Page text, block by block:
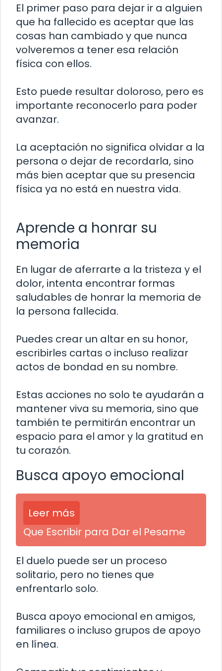
El primer paso para dejar ir a alguien
que ha fallecido es aceptar que las
cosas han cambiado y que nunca
volveremos a tener esa relación
física con ellos.
Esto puede resultar doloroso, pero es
importante reconocerlo para poder
avanzar.
La aceptación no significa olvidar a la
persona o dejar de recordarla, sino
más bien aceptar que su presencia
física ya no está en nuestra vida.
Aprende a honrar su
memoria
En lugar de aferrarte a la tristeza y el
dolor, intenta encontrar formas
saludables de honrar la memoria de
la persona fallecida.
Puedes crear un altar en su honor,
escribirles cartas o incluso realizar
actos de bondad en su nombre.
Estas acciones no solo te ayudarán a
mantener viva su memoria, sino que
también te permitirán encontrar un
espacio para el amor y la gratitud en
tu corazón.
Busca apoyo emocional
Leer más
Que Escribir para Dar el Pesame
El duelo puede ser un proceso
solitario, pero no tienes que
enfrentarlo solo.
Busca apoyo emocional en amigos,
familiares o incluso grupos de apoyo
en línea.